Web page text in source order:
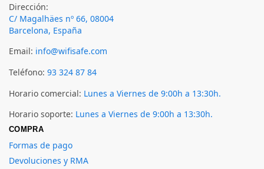
Dirección:
C/ Magalhäes nº 66, 08004
Barcelona, España
Email: info@wifisafe.com
Teléfono: 93 324 87 84
Horario comercial: Lunes a Viernes de 9:00h a 13:30h.
Horario soporte: Lunes a Viernes de 9:00h a 13:30h.
COMPRA
Formas de pago
Devoluciones y RMA